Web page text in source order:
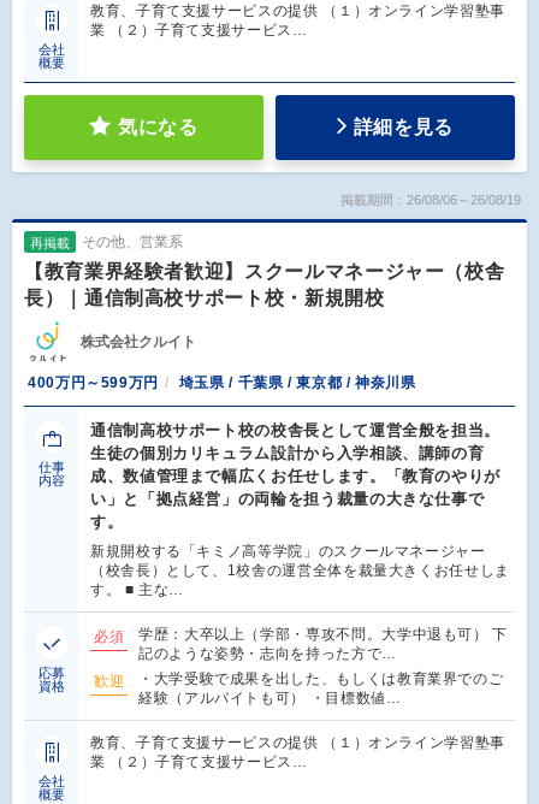
会社
概要
教育、子育て支援サービスの提供 （１）オンライン学習塾事
業 （２）子育て支援サービス…
気になる 詳細を見る
掲載期間：26/08/06～26/08/19
再掲載 その他、営業系
【教育業界経験者歓迎】スクールマネージャー（校舎
長）｜通信制高校サポート校・新規開校
株式会社クルイト
400万円～599万円 埼玉県 / 千葉県 / 東京都 / 神奈川県
仕事
内容
通信制高校サポート校の校舎長として運営全般を担当。
生徒の個別カリキュラム設計から入学相談、講師の育
成、数値管理まで幅広くお任せします。「教育のやりが
い」と「拠点経営」の両輪を担う裁量の大きな仕事で
す。
新規開校する「キミノ高等学院」のスクールマネージャー
（校舎長）として、1校舎の運営全体を裁量大きくお任せしま
す。 ■ 主な…
応募
資格
必須
学歴：大卒以上（学部・専攻不問。大学中退も可） 下
記のような姿勢・志向を持った方で…
歓迎
・大学受験で成果を出した、もしくは教育業界でのご
経験（アルバイトも可） ・目標数値…
会社
概要
教育、子育て支援サービスの提供 （１）オンライン学習塾事
業 （２）子育て支援サービス…